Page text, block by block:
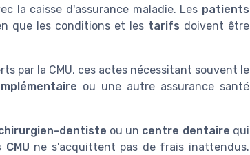
la caisse d'assurance maladie. Les patients
que les conditions et les tarifs doivent être
par la CMU, ces actes nécessitant souvent le
ou une autre assurance santé
dentiste ou un centre dentaire qui
ne s'acquittent pas de frais inattendus.